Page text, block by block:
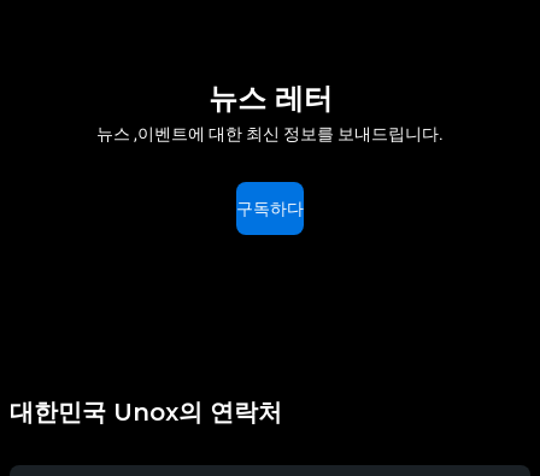
뉴스 레터
뉴스 ,이벤트에 대한 최신 정보를 보내드립니다.
구독하다
대한민국 Unox의 연락처